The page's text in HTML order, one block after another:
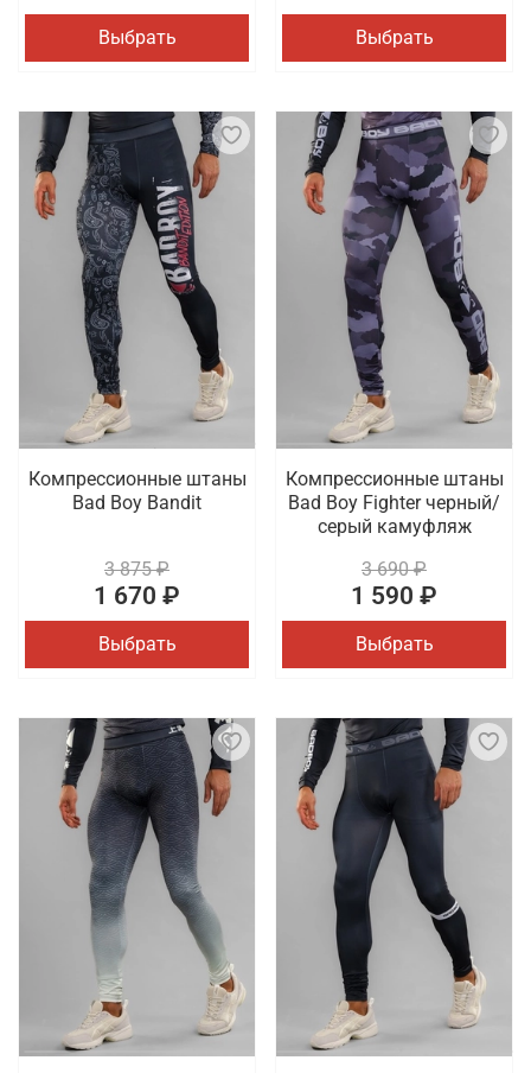
Выбрать Выбрать
Компрессионные штаны
Bad Boy Bandit
3 875 ₽
1 670 ₽
Выбрать
Компрессионные штаны
Bad Boy Fighter черный/
серый камуфляж
3 690 ₽
1 590 ₽
Выбрать